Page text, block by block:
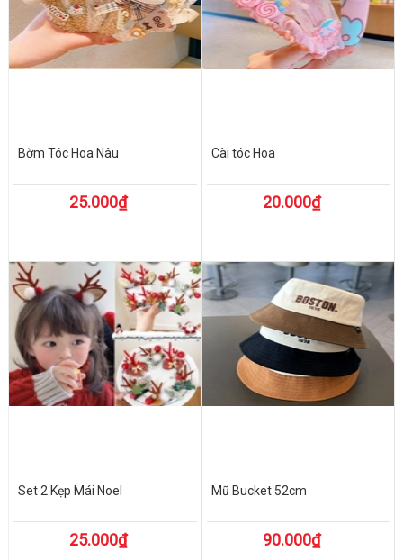
Bờm Tóc Hoa Nâu
25.000₫
Cài tóc Hoa
20.000₫
Set 2 Kẹp Mái Noel
25.000₫
Mũ Bucket 52cm
90.000₫